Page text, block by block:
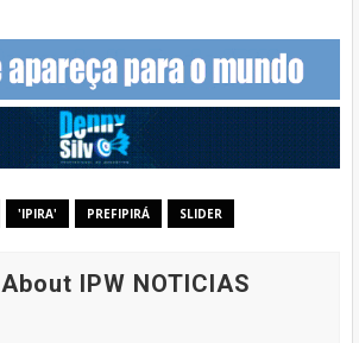
'IPIRA' PREFIPIRÁ SLIDER
About IPW NOTICIAS